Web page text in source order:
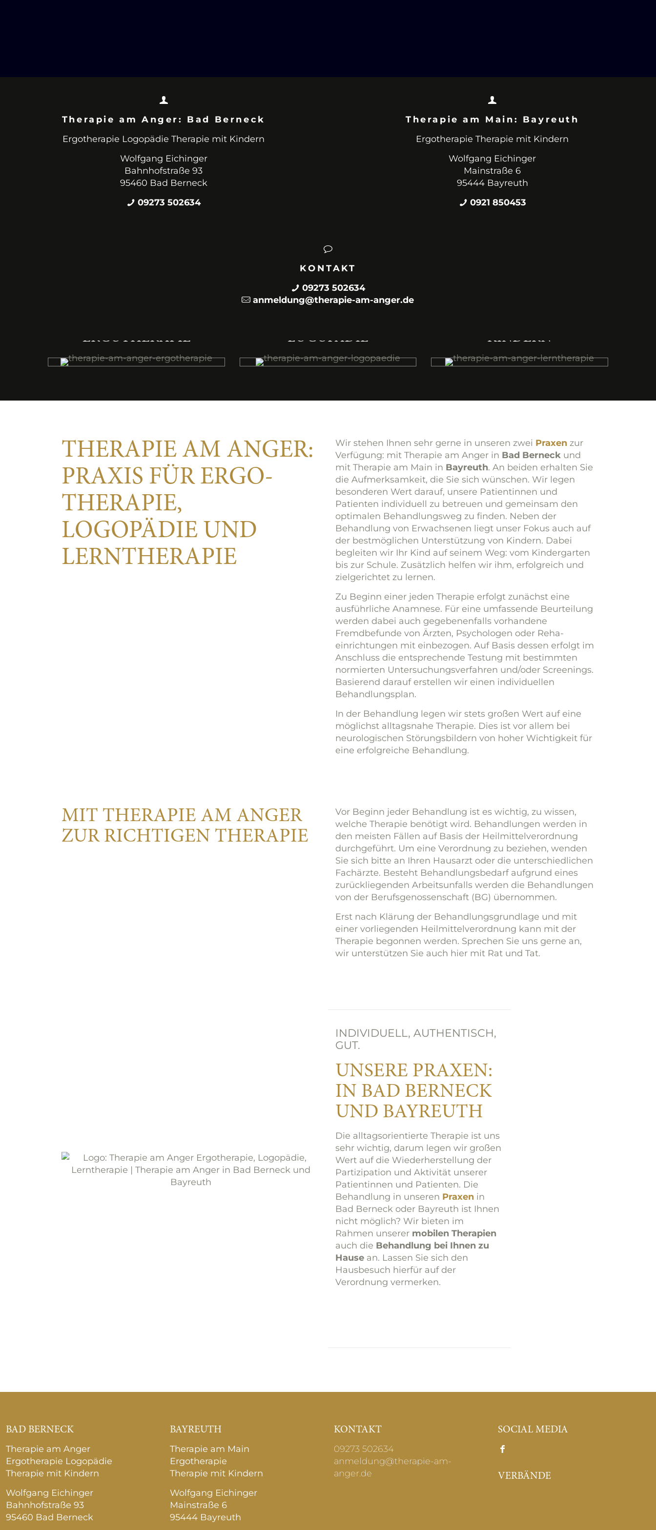
Therapie am Anger: Bad Berneck
Ergotherapie Logopädie Therapie mit Kindern
Wolfgang Eichinger
Bahnhofstraße 93
95460 Bad Berneck
09273 502634
Therapie am Main: Bayreuth
Ergotherapie Therapie mit Kindern
Wolfgang Eichinger
Mainstraße 6
95444 Bayreuth
0921 850453
KONTAKT
09273 502634
anmeldung@therapie-am-anger.de
ERGOTHERAPIE LOGOPÄDIE
KINDERN
THERAPIE AM ANGER:
PRAXIS FÜR ERGO­
THERAPIE,
LOGOPÄDIE UND
LERN­THERAPIE
Wir stehen Ihnen sehr gerne in unseren zwei Praxenzur
Verfügung: mit Therapie am Anger in Bad Berneckund
mit Therapie am Main in Bayreuth. An beiden erhalten Sie
die Aufmerksamkeit, die Sie sich wünschen. Wir legen
besonderen Wert darauf, unsere Patientinnen und
Patienten individuell zu betreuen und gemeinsam den
optimalen Behandlungsweg zu finden. Neben der
Behandlung von Erwachsenen liegt unser Fokus auch auf
der best­mög­lichen Unter­stützung von Kindern. Dabei
begleiten wir Ihr Kind auf seinem Weg: vom Kindergarten
bis zur Schule. Zusätzlich helfen wir ihm, erfolgreich und
zielgerichtet zu lernen.
Zu Beginn einer jeden Therapie erfolgt zunächst eine
ausführliche Anamnese. Für eine umfassende Beurteilung
werden dabei auch gegebenenfalls vorhandene
Fremdbefunde von Ärzten, Psychologen oder Reha­
einrichtungen mit einbezogen. Auf Basis dessen erfolgt im
Anschluss die entsprechende Testung mit bestimmten
normierten Unter­suchungs­verfahren und/oder Screenings.
Basierend darauf erstellen wir einen individuellen
Behandlungsplan.
In der Behandlung legen wir stets großen Wert auf eine
möglichst alltagsnahe Therapie. Dies ist vor allem bei
neurologischen Störungs­bildern von hoher Wichtigkeit für
eine erfolgreiche Behandlung.
MIT THERAPIE AM ANGER
ZUR RICHTIGEN THERAPIE
Vor Beginn jeder Behandlung ist es wichtig, zu wissen,
welche Therapie benötigt wird. Behandlungen werden in
den meisten Fällen auf Basis der Heilmittelverordnung
durchgeführt. Um eine Verordnung zu beziehen, wenden
Sie sich bitte an Ihren Hausarzt oder die unterschiedlichen
Fachärzte. Besteht Behandlungsbedarf aufgrund eines
zurückliegenden Arbeitsunfalls werden die Behandlungen
von der Berufsgenossenschaft (BG) übernommen.
Erst nach Klärung der Behandlungsgrundlage und mit
einer vorliegenden Heilmittelverordnung kann mit der
Therapie begonnen werden. Sprechen Sie uns gerne an,
wir unterstützen Sie auch hier mit Rat und Tat.
INDIVIDUELL, AUTHENTISCH,
GUT.
UNSERE PRAXEN:
IN BAD BERNECK
UND BAYREUTH
Die alltagsorientierte Therapie ist uns
sehr wichtig, darum legen wir großen
Wert auf die Wiederherstellung der
Partizipation und Aktivität unserer
Patientinnen und Patienten. Die
Behandlung in unseren Praxenin
Bad Berneck oder Bayreuth ist Ihnen
nicht möglich? Wir bieten im
Rahmen unserer mobilen Therapien
auch die Behandlung bei Ihnen zu
Hausean. Lassen Sie sich den
Hausbesuch hierfür auf der
Verordnung vermerken.
BAD BERNECK
Therapie am Anger
Ergotherapie Logopädie
Therapie mit Kindern
Wolfgang Eichinger
Bahnhofstraße 93
95460 Bad Berneck
BAYREUTH
Therapie am Main
Ergotherapie
Therapie mit Kindern
Wolfgang Eichinger
Mainstraße 6
95444 Bayreuth
KONTAKT
09273 502634
anmeldung@therapie-am-
anger.de
SOCIAL MEDIA
VERBÄNDE